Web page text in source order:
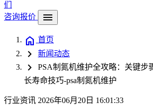
们
咨询报价
menu
home 首页
chevron_right 新闻动态
chevron_right
PSA制氮机维护全攻略：关键步
长寿命技巧-psa制氮机维护
行业资讯 2026年06月20日 16:01:33